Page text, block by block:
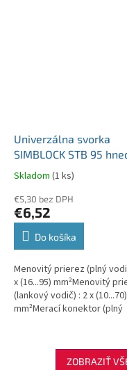
Univerzálna svorka
SIMBLOCK STB 95
Al/Cu 1x95mm2
jednopólová, 2 otvory
Skladom (1 ks)
€5,30 bez DPH
€6,52
Do košíka
Menovitý prierez (plný
x (16...95) mm²Menovitý
(lankový vodič) : 2 x (10...70)
mm²Merací konektor (plný
ZOBRAZIŤ